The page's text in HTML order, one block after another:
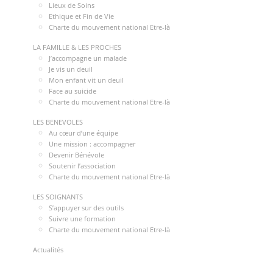
Lieux de Soins
Ethique et Fin de Vie
Charte du mouvement national Etre-là
LA FAMILLE & LES PROCHES
J’accompagne un malade
Je vis un deuil
Mon enfant vit un deuil
Face au suicide
Charte du mouvement national Etre-là
LES BENEVOLES
Au cœur d’une équipe
Une mission : accompagner
Devenir Bénévole
Soutenir l’association
Charte du mouvement national Etre-là
LES SOIGNANTS
S’appuyer sur des outils
Suivre une formation
Charte du mouvement national Etre-là
Actualités